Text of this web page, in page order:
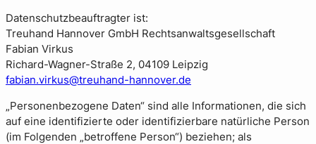
Datenschutzbeauftragter ist:
Treuhand Hannover GmbH Rechtsanwaltsgesellschaft
Fabian Virkus
Richard-Wagner-Straße 2, 04109 Leipzig
fabian.virkus@treuhand-hannover.de
„Personenbezogene Daten“ sind alle Informationen, die sich
auf eine identifizierte oder identifizierbare natürliche Person
(im Folgenden „betroffene Person“) beziehen; als